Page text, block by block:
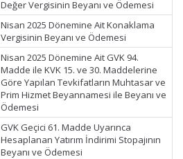
Değer Vergisinin Beyanı ve Ödemesi
Nisan 2025 Dönemine Ait Konaklama
Vergisinin Beyanı ve Ödemesi
Nisan 2025 Dönemine Ait GVK 94.
Madde ile KVK 15. ve 30. Maddelerine
Göre Yapılan Tevkifatların Muhtasar ve
Prim Hizmet Beyannamesi ile Beyanı ve
Ödemesi
GVK Geçici 61. Madde Uyarınca
Hesaplanan Yatırım İndirimi Stopajının
Beyanı ve Ödemesi